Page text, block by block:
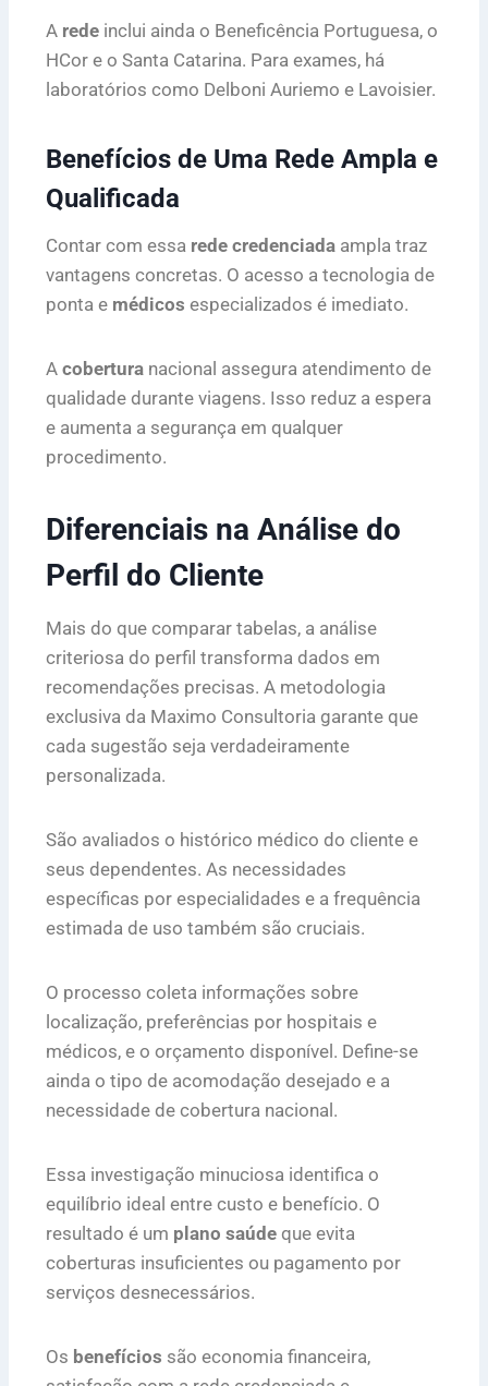
A rede inclui ainda o Beneficência Portuguesa, o
HCor e o Santa Catarina. Para exames, há
laboratórios como Delboni Auriemo e Lavoisier.
Benefícios de Uma Rede Ampla e
Qualificada
Contar com essa rede credenciada ampla traz
vantagens concretas. O acesso a tecnologia de
ponta e médicos especializados é imediato.
A cobertura nacional assegura atendimento de
qualidade durante viagens. Isso reduz a espera
e aumenta a segurança em qualquer
procedimento.
Diferenciais na Análise do
Perfil do Cliente
Mais do que comparar tabelas, a análise
criteriosa do perfil transforma dados em
recomendações precisas. A metodologia
exclusiva da Maximo Consultoria garante que
cada sugestão seja verdadeiramente
personalizada.
São avaliados o histórico médico do cliente e
seus dependentes. As necessidades
específicas por especialidades e a frequência
estimada de uso também são cruciais.
O processo coleta informações sobre
localização, preferências por hospitais e
médicos, e o orçamento disponível. Define-se
ainda o tipo de acomodação desejado e a
necessidade de cobertura nacional.
Essa investigação minuciosa identifica o
equilíbrio ideal entre custo e benefício. O
resultado é um plano saúde que evita
coberturas insuficientes ou pagamento por
serviços desnecessários.
Os benefícios são economia financeira,